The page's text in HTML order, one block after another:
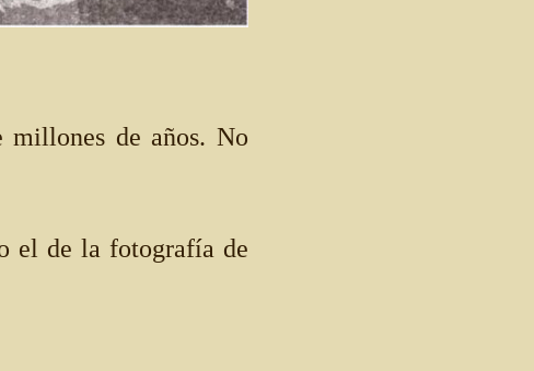
millones de años. No
el de la fotografía de